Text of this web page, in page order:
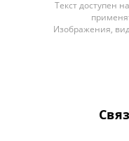
Текст доступен
Изображения,